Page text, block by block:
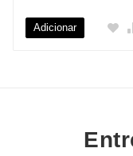
Adicionar